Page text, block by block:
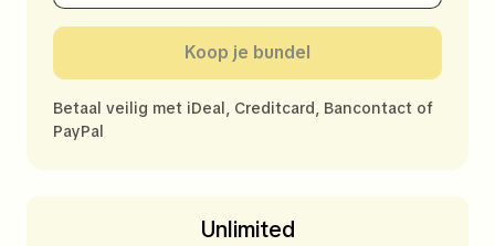
Koop je bundel
Betaal veilig met iDeal, Creditcard, Bancontact of
PayPal
Unlimited